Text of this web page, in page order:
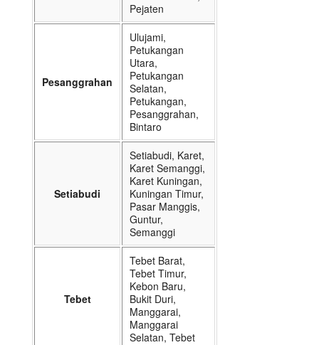
Pejaten
Pesanggrahan
Ulujami,
Petukangan
Utara,
Petukangan
Selatan,
Petukangan,
Pesanggrahan,
Bintaro
Setiabudi
Setiabudi, Karet,
Karet Semanggi,
Karet Kuningan,
Kuningan Timur,
Pasar Manggis,
Guntur,
Semanggi
Tebet
Tebet Barat,
Tebet Timur,
Kebon Baru,
Bukit Duri,
Manggarai,
Manggarai
Selatan, Tebet